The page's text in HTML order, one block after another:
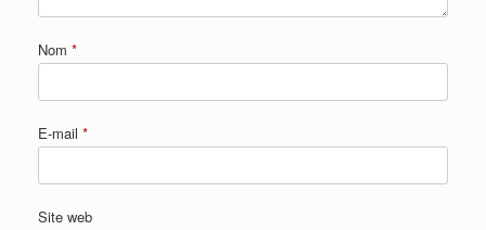
Nom *
E-mail *
Site web